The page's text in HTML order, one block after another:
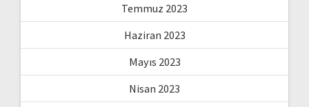
Temmuz 2023
Haziran 2023
Mayıs 2023
Nisan 2023